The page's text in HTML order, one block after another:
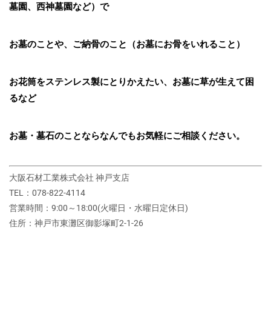
墓園、西神墓園など）で
お墓のことや、ご納骨のこと（お墓にお骨をいれること）
お花筒をステンレス製にとりかえたい、お墓に草が生えて困
るなど
お墓・墓石のことならなんでもお気軽にご相談ください。
大阪石材工業株式会社 神戸支店
TEL：078-822-4114
営業時間：9:00～18:00(火曜日・水曜日定休日)
住所：神戸市東灘区御影塚町2‐1‐26